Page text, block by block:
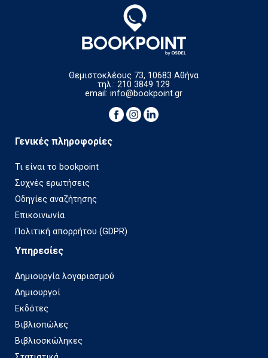
Θεμιστοκλέους 73, 10683 Αθήνα
τηλ.: 210 3849 129
email:info@bookpoint.gr
Γενικές πληροφορίες
Τι είναι το bookpoint
Συχνές ερωτήσεις
Οδηγίες αναζήτησης
Επικοινωνία
Πολιτική απορρήτου (GDPR)
Υπηρεσίες
Δημιουργία λογαριασμού
Δημιουργοί
Εκδότες
Βιβλιοπώλες
Βιβλιοσκώληκες